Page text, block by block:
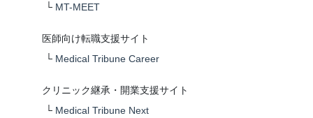
└ MT-MEET
医師向け転職支援サイト
└ Medical Tribune Career
クリニック継承・開業支援サイト
└ Medical Tribune Next